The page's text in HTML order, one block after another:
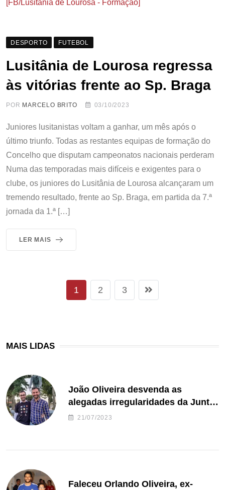
[FB/Lusitânia de Lourosa - Formação]
DESPORTO FUTEBOL
Lusitânia de Lourosa regressa
às vitórias frente ao Sp. Braga
POR MARCELO BRITO 03/10/2023
Juniores lusitanistas voltam a ganhar, um mês após o
último triunfo. Todas as restantes equipas de formação do
Concelho que disputam campeonatos nacionais perderam
Numa das temporadas mais difíceis e exigentes para o
clube, os juniores do Lusitânia de Lourosa alcançaram um
tremendo resultado, frente ao Sp. Braga, em partida da 7.ª
jornada da 1.ª […]
LER MAIS
1 2 3
MAIS LIDAS
João Oliveira desvenda as
alegadas irregularidades da Junta
de Freguesia S. João de Ver
21/07/2023
Faleceu Orlando Oliveira, ex-